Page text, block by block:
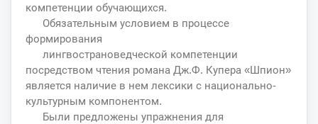
компетенции обучающихся.
Обязательным условием в процессе
формирования
лингвострановедческой компетенции
посредством чтения романа Дж.Ф. Купера «Шпион»
является наличие в нем лексики с национально-
культурным компонентом.
Были предложены упражнения для